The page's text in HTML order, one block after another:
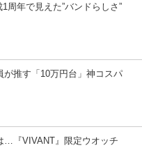
周年で見えた”バンドらしさ”
が推す「10万円台」神コスパ
…『VIVANT』限定ウオッチ